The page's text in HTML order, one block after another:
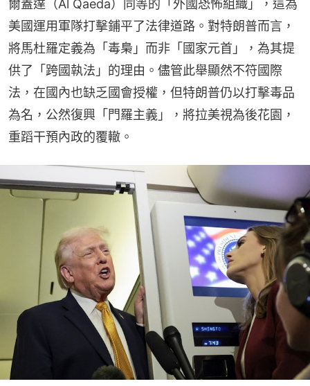
爾蓋達（Al Qaeda）同等的「外國恐怖組織」，這為
美國運用軍隊打擊鋪平了法律道路。對特朗普而言，
將馬杜羅定義為「毒梟」而非「國家元首」，為其提
供了「跨國執法」的理由。儘管此舉顯然不符國際
法，在國內也缺乏國會授權，但特朗普仍以打擊毒品
為名，公然復興「門羅主義」，將拉美視為後花園，
重蹈干預內政的覆轍。